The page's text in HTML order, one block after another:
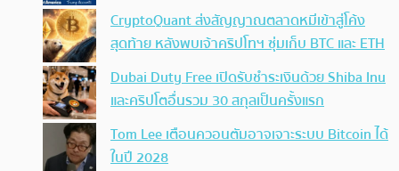
CryptoQuant ส่งสัญญาณตลาดหมีเข้าสู่โค้ง
สุดท้าย หลังพบเจ้าคริปโทฯ ซุ่มเก็บ BTC และ ETH
Dubai Duty Free เปิดรับชำระเงินด้วย Shiba Inu
และคริปโตอื่นรวม 30 สกุลเป็นครั้งแรก
Tom Lee เตือนควอนตัมอาจเจาะระบบ Bitcoin ได้
ในปี 2028